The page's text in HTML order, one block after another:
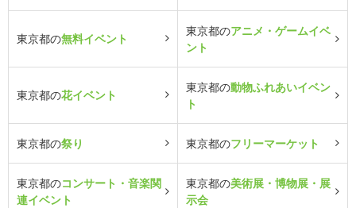
東京都の無料イベント
東京都のアニメ・ゲームイベ
ント
東京都の花イベント
東京都の動物ふれあいイベン
ト
東京都の祭り 東京都のフリーマーケット
東京都のコンサート・音楽関
連イベント
東京都の美術展・博物展・展
示会